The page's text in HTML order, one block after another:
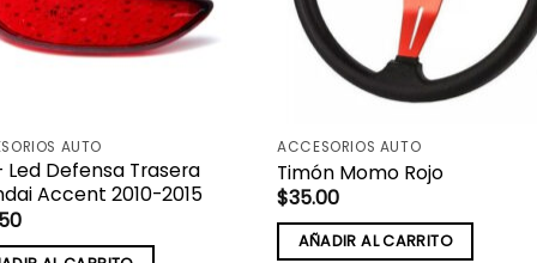
AUTO
Led Defensa Trasera
Accent 2010-2015
ACCESORIOS AUTO
Timón Momo Rojo
$35.00
AÑADIR AL CARRITO